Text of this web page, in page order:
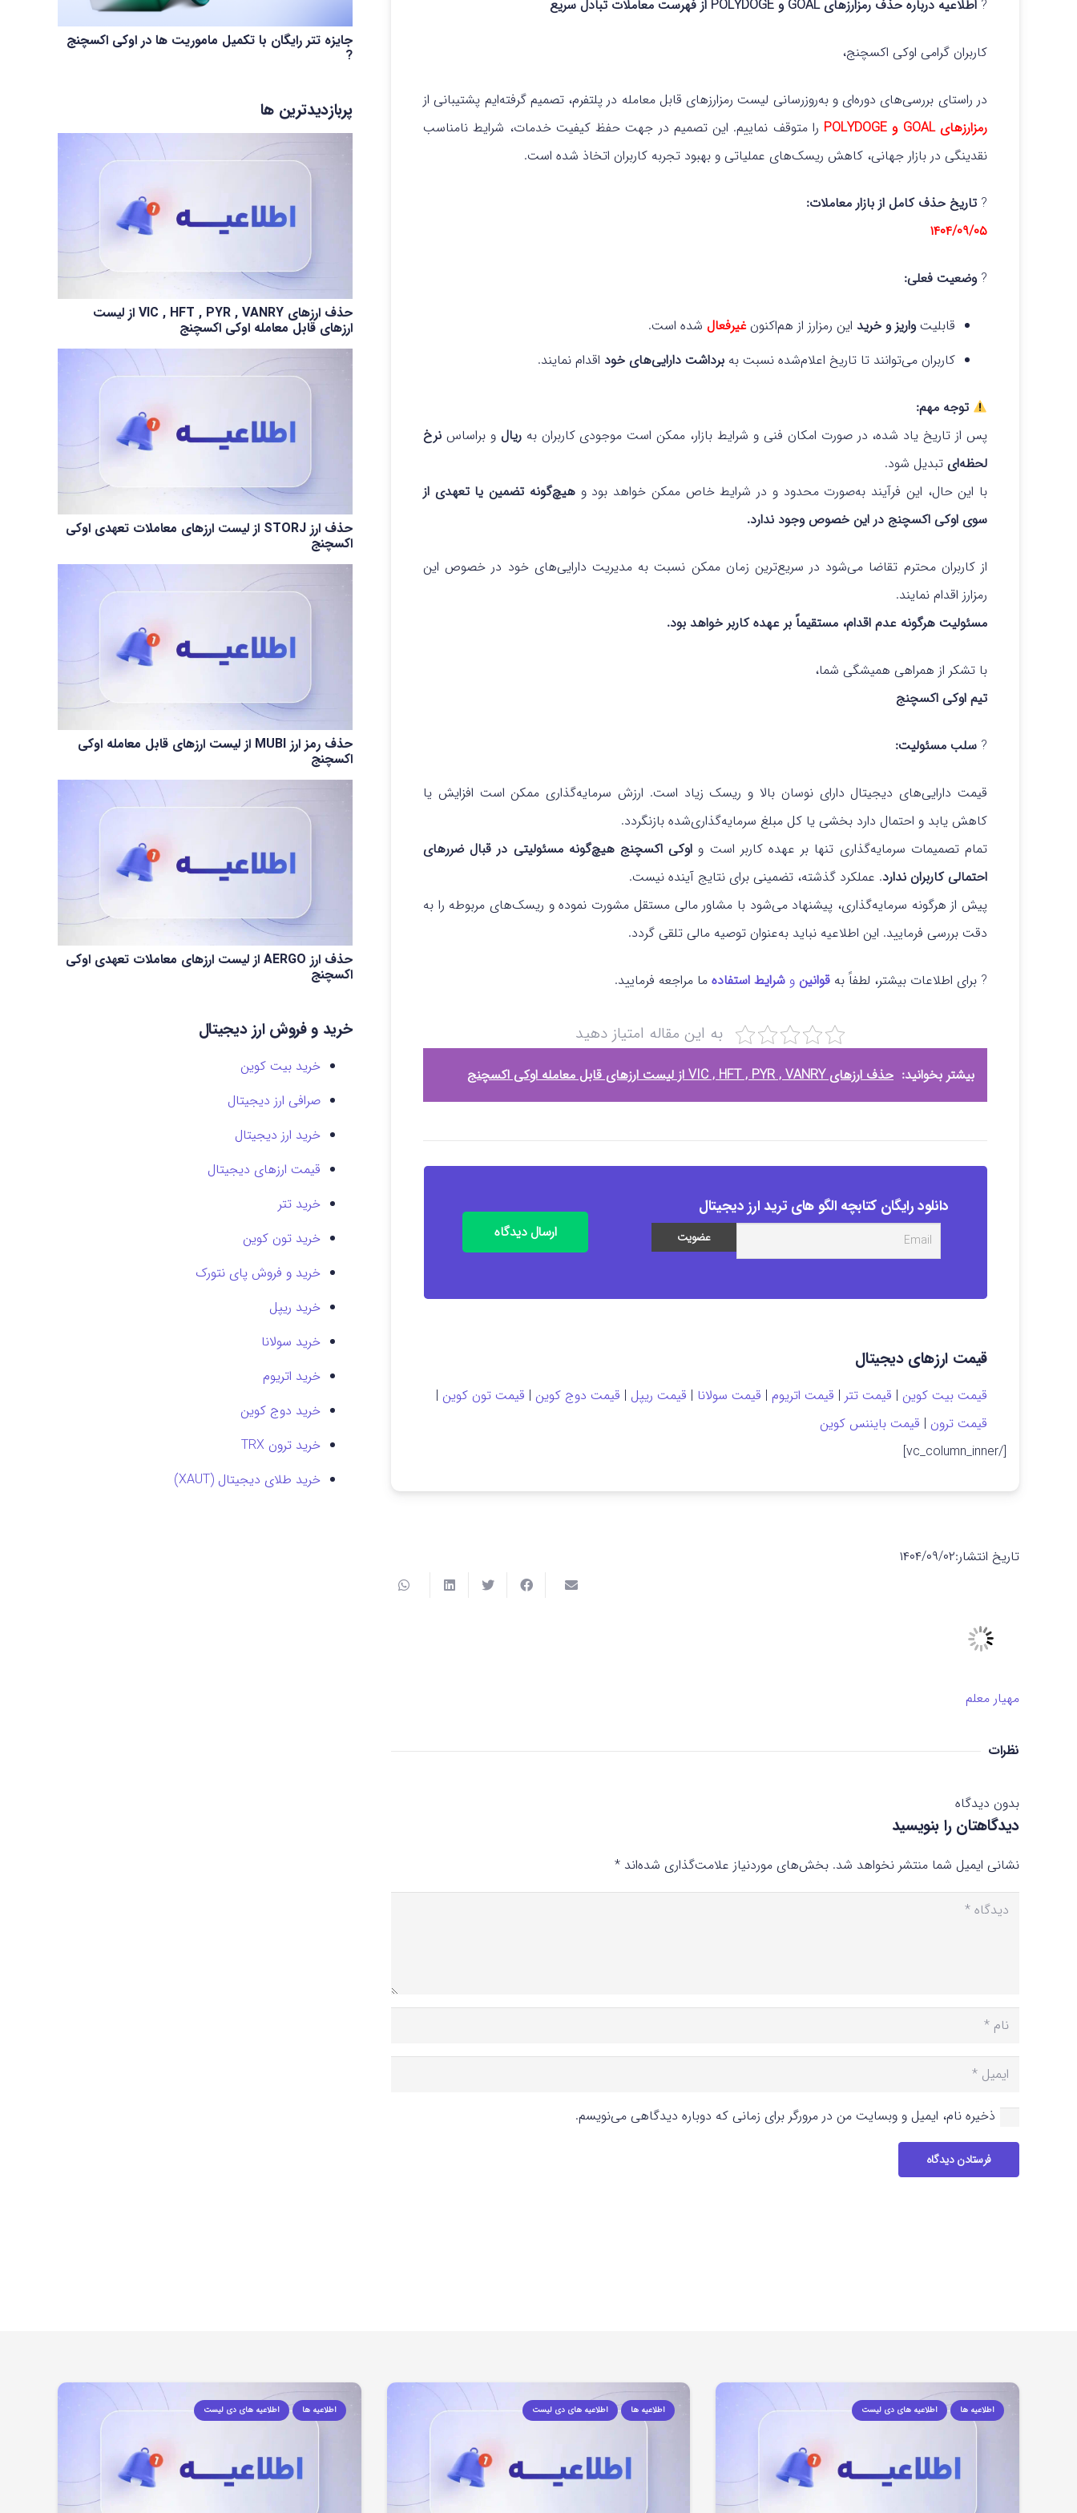
? اطلاعیه درباره حذف رمزارزهای GOAL و POLYDOGE از فهرست معاملات تبادل سریع
کاربران گرامی اوکی اکسچنج،
در راستای بررسی‌های دوره‌ای و به‌روزرسانی لیست رمزارزهای قابل معامله در پلتفرم، تصمیم گرفته‌ایم پشتیبانی از
رمزارزهای GOAL و POLYDOGE
را متوقف نماییم. این تصمیم در جهت حفظ کیفیت خدمات، شرایط نامناسب
نقدینگی در بازار جهانی، کاهش ریسک‌های عملیاتی و بهبود تجربه کاربران اتخاذ شده است.
? تاریخ حذف کامل از بازار معاملات:
۱۴۰۴/۰۹/۰۵
?وضعیت فعلی:
قابلیتواریز و خرید این رمزارز از هم‌اکنونغیرفعال شده است.
کاربران می‌توانند تا تاریخ اعلام‌شده نسبت به برداشت دارایی‌های خود اقدام نمایند.
توجه مهم:
پس از تاریخ یاد شده، در صورت امکان فنی و شرایط بازار، ممکن است موجودی کاربران بهریال و براساس نرخ
لحظه‌ای تبدیل شود.
با این حال، این فرآیند به‌صورت محدود و در شرایط خاص ممکن خواهد بود وهیچ‌گونه تضمین یا تعهدی از
سوی اوکی اکسچنج در این خصوص وجود ندارد.
از کاربران محترم تقاضا می‌شود در سریع‌ترین زمان ممکن نسبت به مدیریت دارایی‌های خود در خصوص این
رمزارز اقدام نمایند.
مسئولیت هرگونه عدم اقدام، مستقیماً بر عهده کاربر خواهد بود.
با تشکر از همراهی همیشگی شما،
تیم اوکی اکسچنج
? سلب مسئولیت:
قیمت دارایی‌های دیجیتال دارای نوسان بالا و ریسک زیاد است. ارزش سرمایه‌گذاری ممکن است افزایش یا
کاهش یابد و احتمال دارد بخشی یا کل مبلغ سرمایه‌گذاری‌شده بازنگردد.
تمام تصمیمات سرمایه‌گذاری تنها بر عهده کاربر است و اوکی اکسچنج هیچ‌گونه مسئولیتی در قبال ضررهای
احتمالی کاربران ندارد. عملکرد گذشته، تضمینی برای نتایج آینده نیست.
پیش از هرگونه سرمایه‌گذاری، پیشنهاد می‌شود با مشاور مالی مستقل مشورت نموده و ریسک‌های مربوطه را به
دقت بررسی فرمایید. این اطلاعیه نباید به‌عنوان توصیه مالی تلقی گردد.
? برای اطلاعات بیشتر، لطفاً به قوانین و شرایط استفاده ما مراجعه فرمایید.
به این مقاله امتیاز دهید
بیشتر بخوانید: حذف ارزهای VIC , HFT , PYR , VANRY از لیست ارزهای قابل معامله اوکی اکسچنج
دانلود رایگان کتابچه الگو های ترید ارز دیجیتال
ارسال دیدگاه
قیمت ارزهای دیجیتال
قیمت بیت کوین | قیمت تتر | قیمت اتریوم | قیمت سولانا | قیمت ریپل | قیمت دوج کوین | قیمت تون کوین |
قیمت ترون | قیمت بایننس کوین
[/vc_column_inner]
تاریخ انتشار:۱۴۰۴/۰۹/۰۲
مهیار معلم
نظرات
بدون دیدگاه
دیدگاهتان را بنویسید
نشانی ایمیل شما منتشر نخواهد شد. بخش‌های موردنیاز علامت‌گذاری شده‌اند *
ذخیره نام، ایمیل و وبسایت من در مرورگر برای زمانی که دوباره دیدگاهی می‌نویسم.
فرستادن دیدگاه
جایزه تتر رایگان با تکمیل ماموریت ها در اوکی اکسچنج
?
پربازدیدترین ها
حذف ارزهای VIC , HFT , PYR , VANRY از لیست
ارزهای قابل معامله اوکی اکسچنج
حذف ارز STORJ از لیست ارزهای معاملات تعهدی اوکی
اکسچنج
حذف رمز ارز MUBI از لیست ارزهای قابل معامله اوکی
اکسچنج
حذف ارز AERGO از لیست ارزهای معاملات تعهدی اوکی
اکسچنج
خرید و فروش ارز دیجیتال
خرید بیت کوین
صرافی ارز دیجیتال
خرید ارز دیجیتال
قیمت ارزهای دیجیتال
خرید تتر
خرید تون کوین
خرید و فروش پای نتورک
خرید ریپل
خرید سولانا
خرید اتریوم
خرید دوج کوین
خرید ترون TRX
خرید طلای دیجیتال (XAUT)
اطلاعیه ها اطلاعیه های دی لیست اطلاعیه ها اطلاعیه های دی لیست اطلاعیه ها اطلاعیه های دی لیست